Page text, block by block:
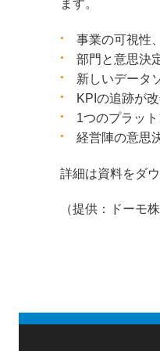
ます。
事業の可視性
部門と意思決
新しいデータ
KPIの追跡が
1つのプラッ
経営陣の意思
詳細は資料をダ
（提供：ドーモ